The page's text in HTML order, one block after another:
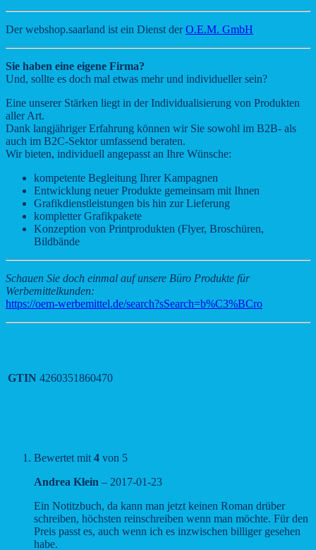
Der webshop.saarland ist ein Dienst derO.E.M. GmbH
Sie haben eine eigene Firma?
Und, sollte es doch mal etwas mehr und individueller sein?
Eine unserer Stärken liegt in der Individualisierung von Produkten
aller Art.
Dank langjähriger Erfahrung können wir Sie sowohl im B2B- als
auch im B2C-Sektor umfassend beraten.
Wir bieten, individuell angepasst an Ihre Wünsche:
kompetente Begleitung Ihrer Kampagnen
Entwicklung neuer Produkte gemeinsam mit Ihnen
Grafikdienstleistungen bis hin zur Lieferung
kompletter Grafikpakete
Konzeption von Printprodukten (Flyer, Broschüren,
Bildbände
Schauen Sie doch einmal auf unsere Büro Produkte für
Werbemittelkunden:
https://oem-werbemittel.de/search?sSearch=b%C3%BCro
GTIN 4260351860470
Bewertet mit 4 von 5
Andrea Klein – 2017-01-23
Ein Notitzbuch, da kann man jetzt keinen Roman drüber
schreiben, höchsten reinschreiben wenn man möchte. Für den
Preis passt es, auch wenn ich es inzwischen billiger gesehen
habe.